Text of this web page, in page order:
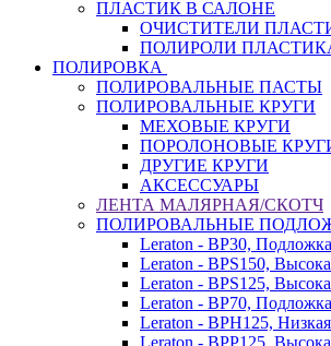
ПЛАСТИК В САЛОНЕ
ОЧИСТИТЕЛИ
ПОЛИРОЛИ
ПОЛИРОВКА
ПОЛИРОВАЛЬНЫЕ ПАСТЫ
ПОЛИРОВАЛЬНЫЕ КРУГИ
МЕХОВЫЕ КРУГИ
ПОРОЛОНОВЫЕ
ДРУГИЕ КРУГИ
АКСЕССУАРЫ
ЛЕНТА МАЛЯРНАЯ/СКОТЧ
ПОЛИРОВАЛЬНЫЕ
Leraton - BP30,
Leraton - BPS150,
Leraton - BPS125,
Leraton - BP70,
Leraton - BPH125,
Leraton - BPP125,